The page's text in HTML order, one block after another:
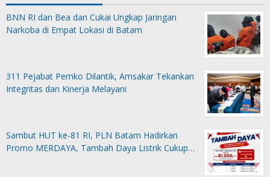
BNN RI dan Bea dan Cukai Ungkap Jaringan
Narkoba di Empat Lokasi di Batam
311 Pejabat Pemko Dilantik, Amsakar Tekankan
Integritas dan Kinerja Melayani
Sambut HUT ke-81 RI, PLN Batam Hadirkan
Promo MERDAYA, Tambah Daya Listrik Cukup…